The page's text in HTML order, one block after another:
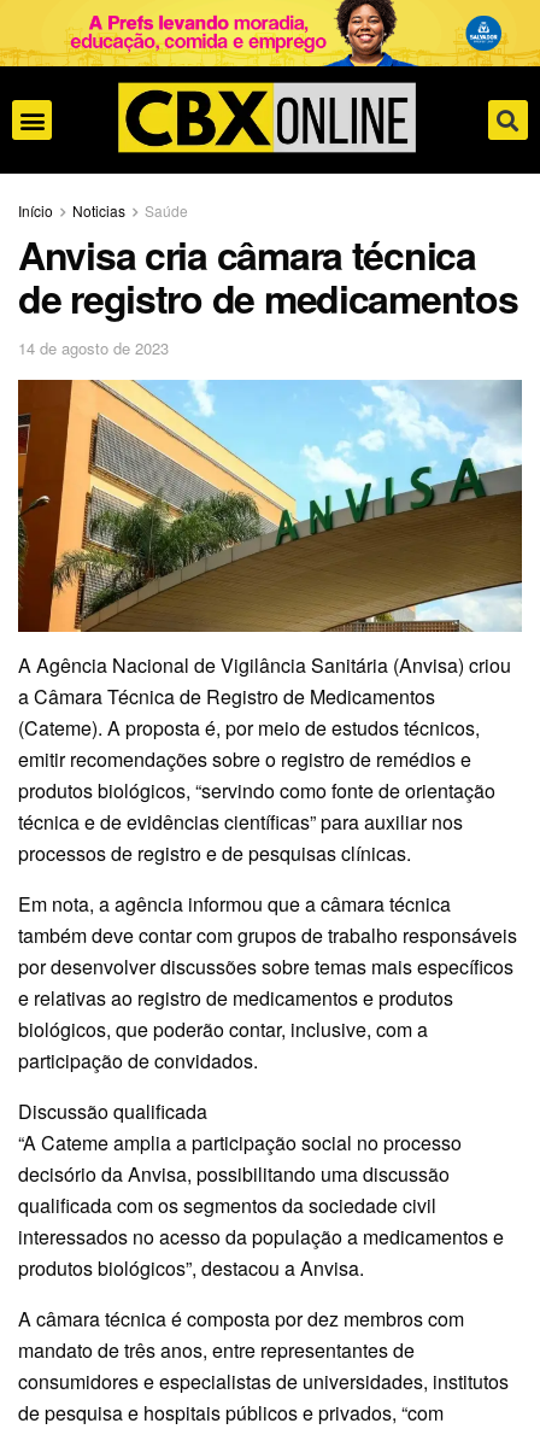
Início Noticias Saúde
Anvisa cria câmara técnica
de registro de medicamentos
14 de agosto de 2023
A Agência Nacional de Vigilância Sanitária (Anvisa) criou
a Câmara Técnica de Registro de Medicamentos
(Cateme). A proposta é, por meio de estudos técnicos,
emitir recomendações sobre o registro de remédios e
produtos biológicos, “servindo como fonte de orientação
técnica e de evidências científicas” para auxiliar nos
processos de registro e de pesquisas clínicas.
Em nota, a agência informou que a câmara técnica
também deve contar com grupos de trabalho responsáveis
por desenvolver discussões sobre temas mais específicos
e relativas ao registro de medicamentos e produtos
biológicos, que poderão contar, inclusive, com a
participação de convidados.
Discussão qualificada
“A Cateme amplia a participação social no processo
decisório da Anvisa, possibilitando uma discussão
qualificada com os segmentos da sociedade civil
interessados no acesso da população a medicamentos e
produtos biológicos”, destacou a Anvisa.
A câmara técnica é composta por dez membros com
mandato de três anos, entre representantes de
consumidores e especialistas de universidades, institutos
de pesquisa e hospitais públicos e privados, “com